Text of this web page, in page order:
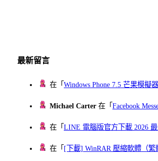
最新留言
在「Windows Phone 7.5 芒果模擬
Michael Carter 在「Facebook
在「LINE 電腦版官方下載 2026 最
在「 [下載] WinRAR 壓縮軟體（繁